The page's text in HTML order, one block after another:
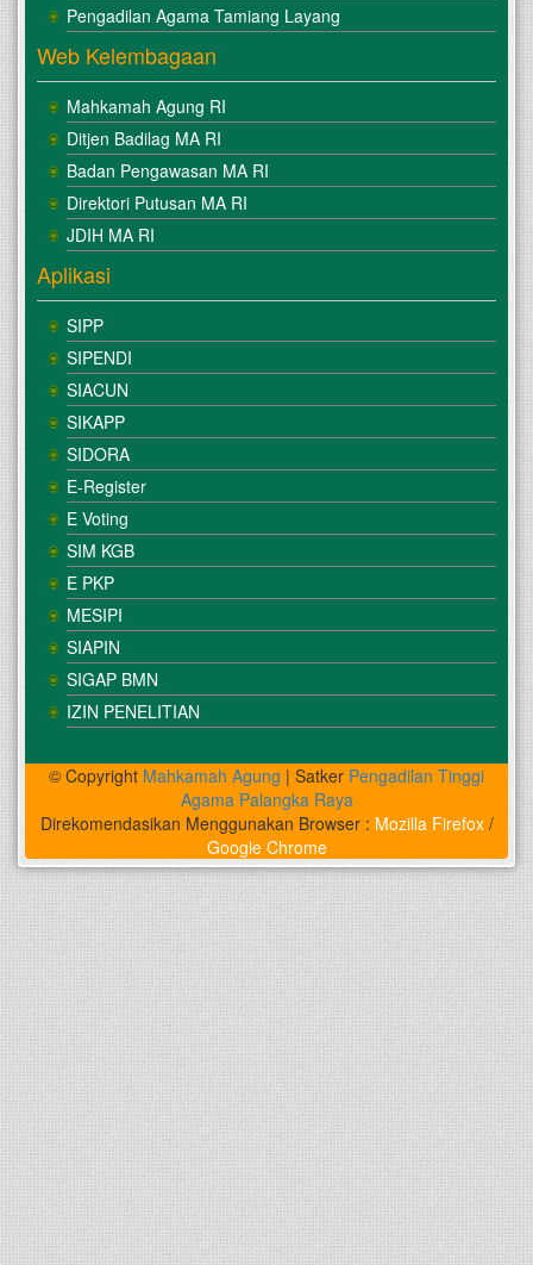
Pengadilan Agama Tamiang Layang
Web Kelembagaan
Mahkamah Agung RI
Ditjen Badilag MA RI
Badan Pengawasan MA RI
Direktori Putusan MA RI
JDIH MA RI
Aplikasi
SIPP
SIPENDI
SIACUN
SIKAPP
SIDORA
E-Register
E Voting
SIM KGB
E PKP
MESIPI
SIAPIN
SIGAP BMN
IZIN PENELITIAN
© Copyright Mahkamah Agung | Satker Pengadilan Tinggi
Agama Palangka Raya
Direkomendasikan Menggunakan Browser : Mozilla Firefox/
Google Chrome